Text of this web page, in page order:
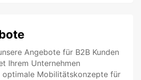
Angebote für B2B Kunden
Ihrem Unternehmen
optimale Mobilitätskonzepte für